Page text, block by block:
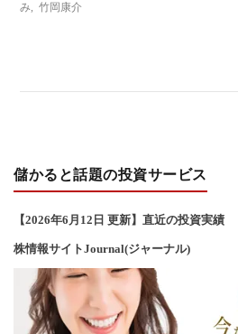
み
,竹岡康介
儲かると話題の投資サービス
【2026年6 月12 日 更新】直近の投資実績
株情報サイトJournal(ジャーナル)